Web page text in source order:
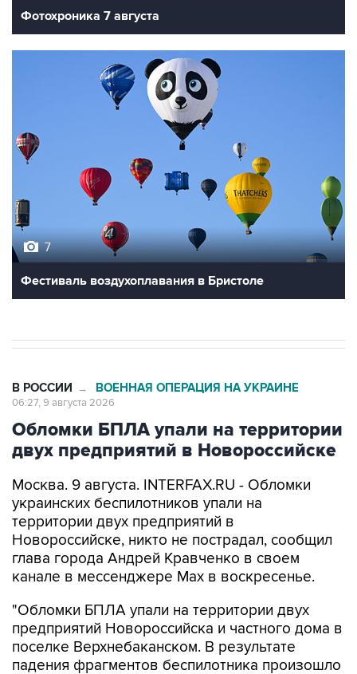
Фестиваль воздухоплавания в Бристоле
Обломки БПЛА упали на территории
двух предприятий в Новороссийске
Москва. 9 августа. INTERFAX.RU - Обломки
территории двух предприятий в
Новороссийске, никто не пострадал, сообщил
глава города Андрей Кравченко в своем
канале в мессенджере Max в воскресенье.
"Обломки БПЛА упали на территории двух
поселке Верхнебаканском. В результате
падения фрагментов беспилотника произошло
возгорание хозяйственной постройки, которое
оперативно ликвидировали. Пострадавших